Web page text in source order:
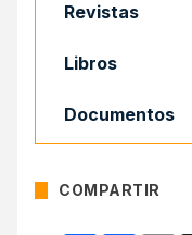
Revistas
Libros
Documentos
COMPARTIR